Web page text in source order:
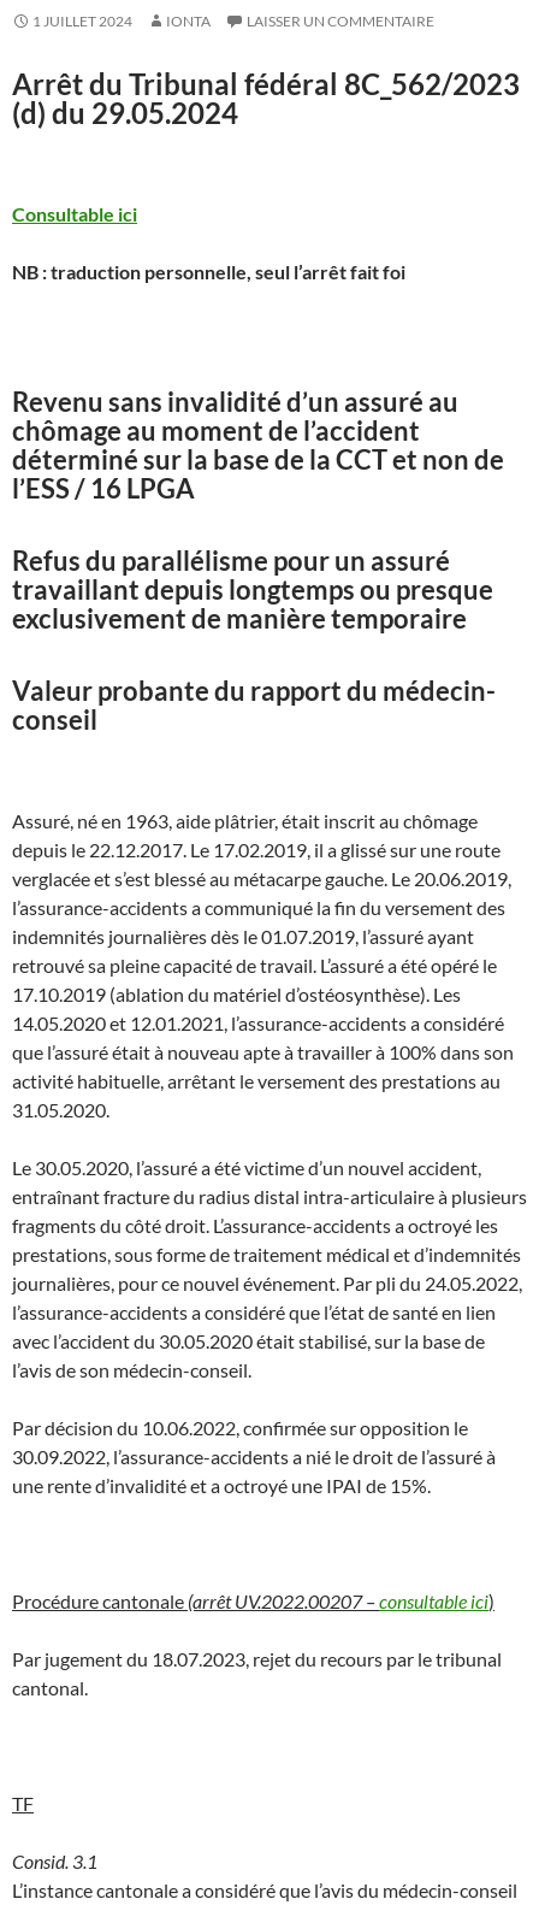
1 JUILLET 2024 IONTA LAISSER UN COMMENTAIRE
Arrêt du Tribunal fédéral 8C_562/2023
(d) du 29.05.2024
Consultable ici
NB : traduction personnelle, seul l’arrêt fait foi
Revenu sans invalidité d’un assuré au
chômage au moment de l’accident
déterminé sur la base de la CCT et non de
l’ESS / 16 LPGA
Refus du parallélisme pour un assuré
travaillant depuis longtemps ou presque
exclusivement de manière temporaire
Valeur probante du rapport du médecin-
conseil
Assuré, né en 1963, aide plâtrier, était inscrit au chômage
depuis le 22.12.2017. Le 17.02.2019, il a glissé sur une route
verglacée et s’est blessé au métacarpe gauche. Le 20.06.2019,
l’assurance-accidents a communiqué la fin du versement des
indemnités journalières dès le 01.07.2019, l’assuré ayant
retrouvé sa pleine capacité de travail. L’assuré a été opéré le
17.10.2019 (ablation du matériel d’ostéosynthèse). Les
14.05.2020 et 12.01.2021, l’assurance-accidents a considéré
que l’assuré était à nouveau apte à travailler à 100% dans son
activité habituelle, arrêtant le versement des prestations au
31.05.2020.
Le 30.05.2020, l’assuré a été victime d’un nouvel accident,
entraînant fracture du radius distal intra-articulaire à plusieurs
fragments du côté droit. L’assurance-accidents a octroyé les
prestations, sous forme de traitement médical et d’indemnités
journalières, pour ce nouvel événement. Par pli du 24.05.2022,
l’assurance-accidents a considéré que l’état de santé en lien
avec l’accident du 30.05.2020 était stabilisé, sur la base de
l’avis de son médecin-conseil.
Par décision du 10.06.2022, confirmée sur opposition le
30.09.2022, l’assurance-accidents a nié le droit de l’assuré à
une rente d’invalidité et a octroyé une IPAI de 15%.
Procédure cantonale (arrêt UV.2022.00207 –consultable ici)
Par jugement du 18.07.2023, rejet du recours par le tribunal
cantonal.
TF
Consid. 3.1
L’instance cantonale a considéré que l’avis du médecin-conseil